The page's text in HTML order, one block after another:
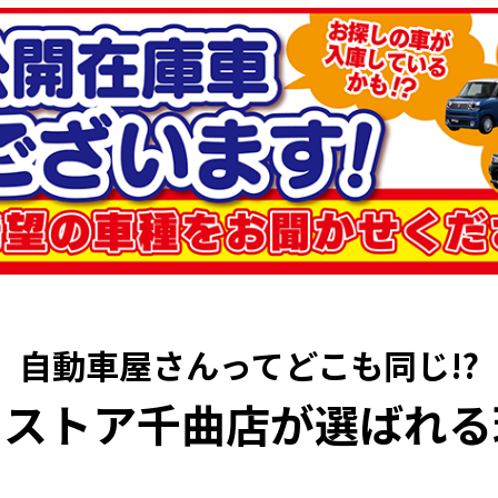
自動車屋さんってどこも同じ!?
トア千曲店が選ばれ